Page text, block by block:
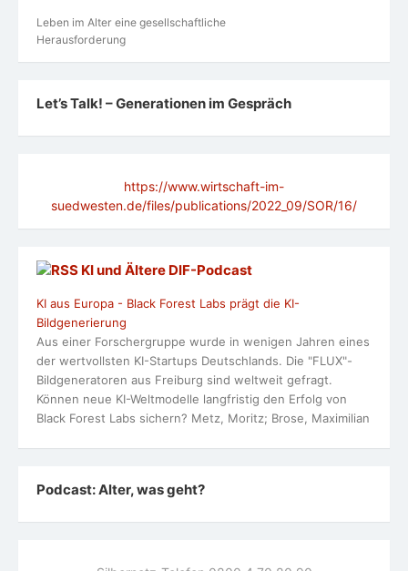
Leben im Alter eine gesellschaftliche
Herausforderung
Let’s Talk! – Generationen im Gespräch
https://www.wirtschaft-im-
suedwesten.de/files/publications/2022_09/SOR/16/
KI und Ältere DlF-Podcast
KI aus Europa - Black Forest Labs prägt die KI-
Bildgenerierung
Aus einer Forschergruppe wurde in wenigen Jahren eines
der wertvollsten KI-Startups Deutschlands. Die "FLUX"-
Bildgeneratoren aus Freiburg sind weltweit gefragt.
Können neue KI-Weltmodelle langfristig den Erfolg von
Black Forest Labs sichern? Metz, Moritz; Brose, Maximilian
Podcast: Alter, was geht?